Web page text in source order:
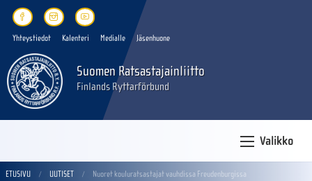
Yhteystiedot Kalenteri Medialle Jäsenhuone
Suomen Ratsastajainliitto
Finlands Ryttarförbund
Valikko
ETUSIVU UUTISET Nuoret kouluratsastajat vauhdissa Freudenburgissa